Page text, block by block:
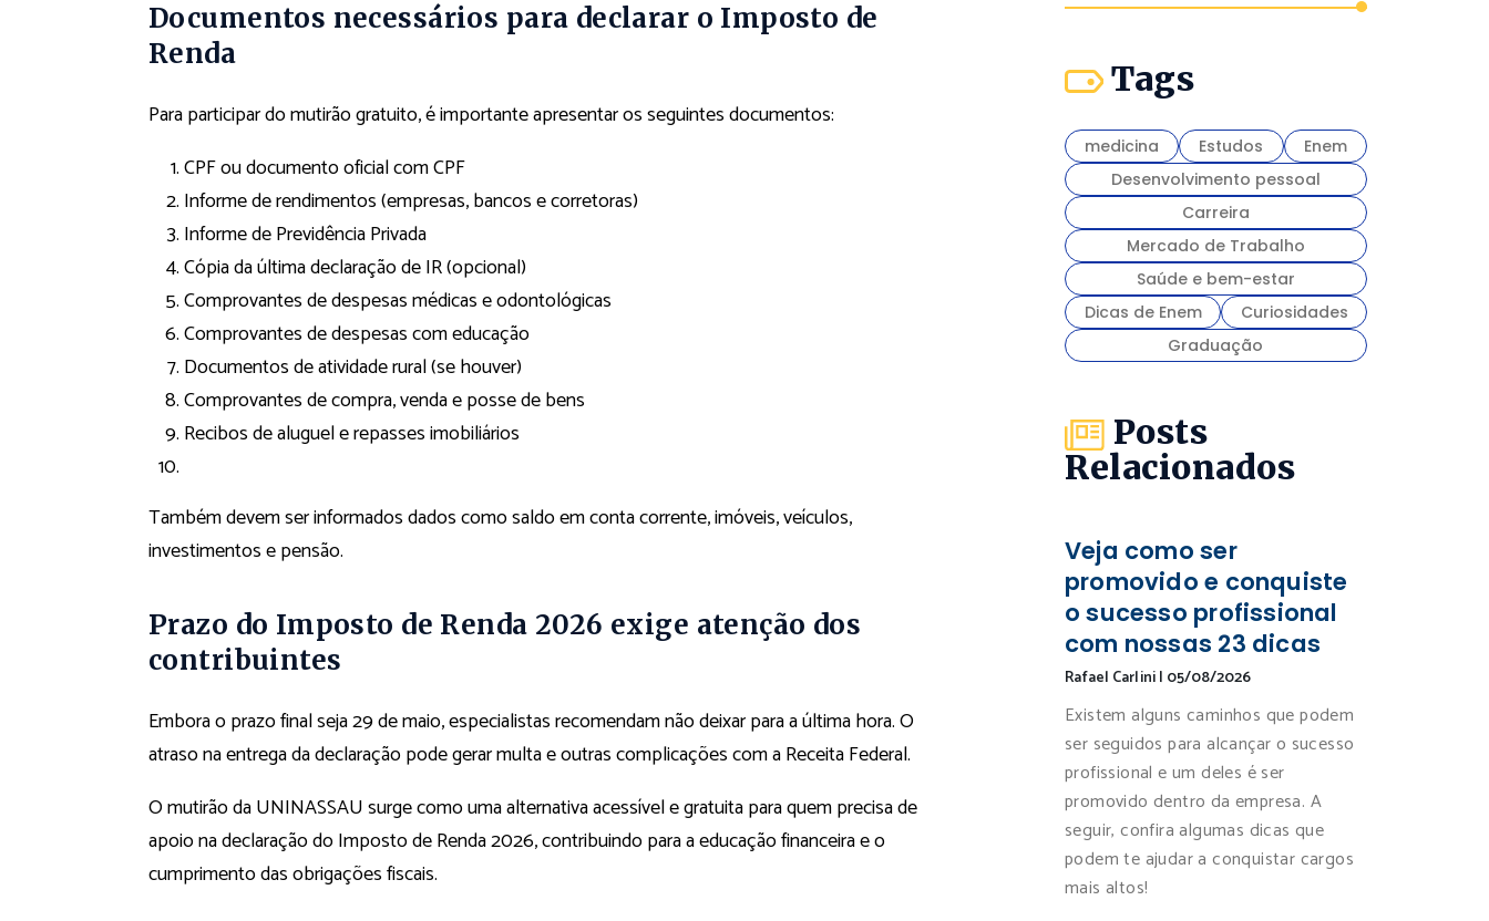
Documentos necessários para declarar o Imposto de
Renda
Para participar do mutirão gratuito, é importante apresentar os seguintes documentos:
CPF ou documento oficial com CPF
Informe de rendimentos (empresas, bancos e corretoras)
Informe de Previdência Privada
Cópia da última declaração de IR (opcional)
Comprovantes de despesas médicas e odontológicas
Comprovantes de despesas com educação
Documentos de atividade rural (se houver)
Comprovantes de compra, venda e posse de bens
Recibos de aluguel e repasses imobiliários
Também devem ser informados dados como saldo em conta corrente, imóveis, veículos,
investimentos e pensão.
Prazo do Imposto de Renda 2026 exige atenção dos
contribuintes
Embora o prazo final seja 29 de maio, especialistas recomendam não deixar para a última hora. O
atraso na entrega da declaração pode gerar multa e outras complicações com a Receita Federal.
O mutirão da UNINASSAU surge como uma alternativa acessível e gratuita para quem precisa de
apoio na declaração do Imposto de Renda 2026, contribuindo para a educação financeira e o
cumprimento das obrigações fiscais.
Tags
medicina Estudos
Enem
Desenvolvimento pessoal
Carreira
Mercado de Trabalho
Saúde e bem-estar
Dicas de Enem
Curiosidades
Graduação
Posts
Relacionados
Veja como ser
promovido e conquiste
o sucesso profissional
com nossas 23 dicas
Rafael Carlini| 05/08/2026
Existem alguns caminhos que podem
ser seguidos para alcançar o sucesso
profissional e um deles é ser
promovido dentro da empresa. A
seguir, confira algumas dicas que
podem te ajudar a conquistar cargos
mais altos!